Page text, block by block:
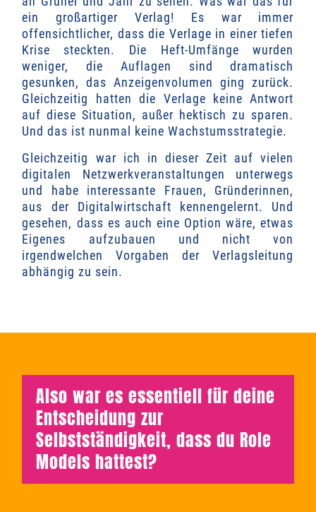
ein großartiger Verlag! Es war immer
offensichtlicher, dass die Verlage in einer tiefen
Krise steckten. Die Heft-Umfängewurden
weniger, die Auflagen sind dramatisch
gesunken, das Anzeigenvolumen ging zurück.
Gleichzeitig hatten die Verlage keine Antwort
auf diese Situation, außer hektisch zu sparen.
Und das ist nunmal keine Wachstumsstrategie.
Gleichzeitig war ich in dieser Zeit auf vielen
digitalen Netzwerkveranstaltungen unterwegs
und habe interessante Frauen, Gründerinnen,
aus der Digitalwirtschaft kennengelernt. Und
gesehen, dass es auch eine Option wäre, etwas
Eigenes aufzubauen und nicht von
irgendwelchen Vorgaben der Verlagsleitung
abhängig zu sein.
Also war es essentiell für deine
Entscheidung zur
Selbstständigkeit, dass du Role
Models hattest?